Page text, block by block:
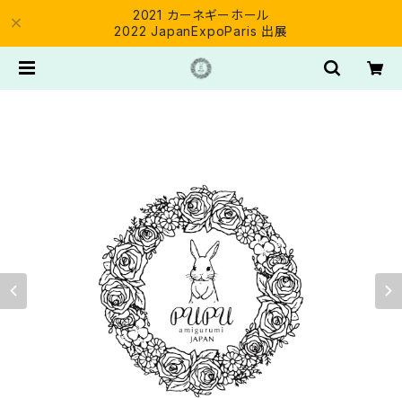
2021 カーネギーホール
2022 JapanExpoParis 出展